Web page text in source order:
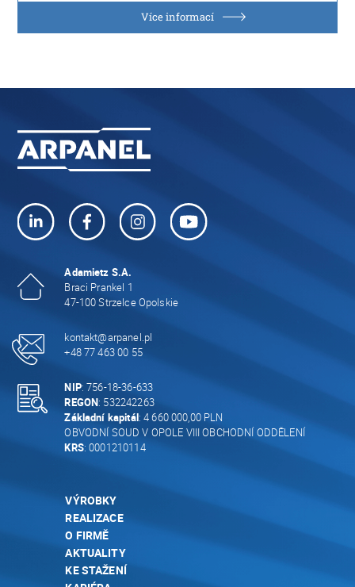
Více informací
Adamietz S.A.
Braci Prankel 1
47-100 Strzelce Opolskie
kontakt@arpanel.pl
+48 77 463 00 55
NIP: 756-18-36-633
REGON: 532242263
Základní kapitál: 4 660 000,00 PLN
OBVODNÍ SOUD V OPOLE VIII OBCHODNÍ ODDĚLENÍ
KRS: 0001210114
VÝROBKY
REALIZACE
O FIRMĚ
AKTUALITY
KE STAŽENÍ